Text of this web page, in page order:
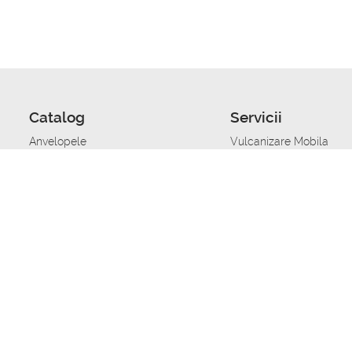
Catalog
Anvelopele
Servicii
Vulcanizare Mobila